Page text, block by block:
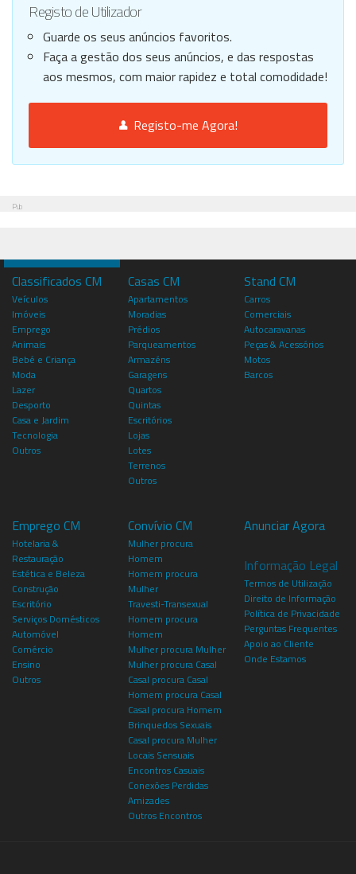
Registo de Utilizador
Guarde os seus anúncios favoritos.
Faça a gestão dos seus anúncios, e das respostas
aos mesmos, com maior rapidez e total comodidade!
Registo-me Agora!
Pub
Classificados CM
Veículos
Imóveis
Emprego
Animais
Bebé e Criança
Moda
Lazer
Desporto
Casa e Jardim
Tecnologia
Outros
Casas CM
Apartamentos
Moradias
Prédios
Parqueamentos
Armazéns
Garagens
Quartos
Quintas
Escritórios
Lojas
Lotes
Terrenos
Outros
Stand CM
Carros
Comerciais
Autocaravanas
Peças & Acessórios
Motos
Barcos
Emprego CM
Hotelaria &
Restauração
Estética e Beleza
Construção
Escritório
Serviços Domésticos
Automóvel
Comércio
Ensino
Outros
Convívio CM
Mulher procura
Homem
Homem procura
Mulher
Travesti-Transexual
Homem procura
Homem
Mulher procura Mulher
Mulher procura Casal
Casal procura Casal
Homem procura Casal
Casal procura Homem
Brinquedos Sexuais
Casal procura Mulher
Locais Sensuais
Encontros Casuais
Conexões Perdidas
Amizades
Outros Encontros
Anunciar Agora
Informação Legal
Termos de Utilização
Direito de Informação
Política de Privacidade
Perguntas Frequentes
Apoio ao Cliente
Onde Estamos